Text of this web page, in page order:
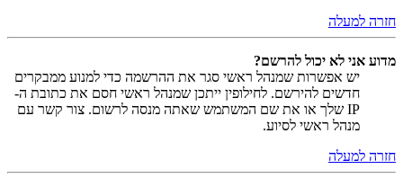
חזרה למעלה
מדוע אני לא יכול להרשם?
יש אפשרות שמנהל ראשי סגר את ההרשמה כדי למנוע ממבקרים
חדשים להירשם. לחילופין ייתכן שמנהל ראשי חסם את כתובת ה-
IP שלך או את שם המשתמש שאתה מנסה לרשום. צור קשר עם
מנהל ראשי לסיוע.
חזרה למעלה